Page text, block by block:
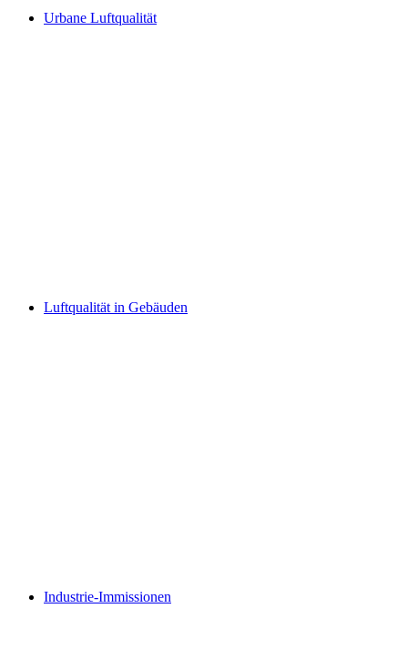
Urbane Luftqualität
Luftqualität in Gebäuden
Industrie-Immissionen